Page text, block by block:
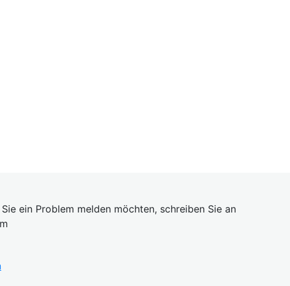
ein Problem melden möchten, schreiben Sie an